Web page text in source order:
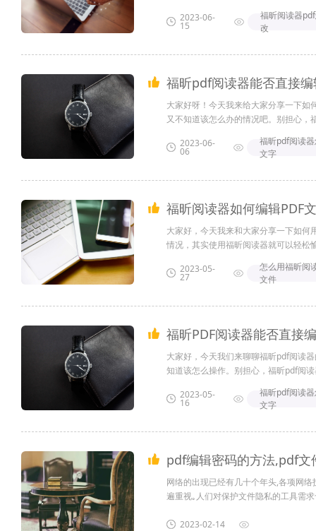
2023-06-
15
福昕阅读器
改
福昕pdf阅读器能否直接
大家好呀！今天我来给大家分享一下
又不知道该怎么办的情况吧。别担心
2023-06-
06
福昕pdf阅读
文字
福昕阅读器如何编辑PDF
大家好，今天我来和大家分享一下如
情况，其实使用福昕阅读器就可以轻松
2023-05-
27
怎么用福昕阅
文件
福昕PDF阅读器能否直接
大家好，今天我们来聊聊福昕pdf阅读
知道该怎么操作。别担心，福昕pdf阅
2023-05-
16
福昕pdf阅读
文字
pdf编辑密码的方法,pdf文
网络的出现已经有几十个年头,各项网
遍重视｡人们对保护文件隐私的工具需
2023-02-14